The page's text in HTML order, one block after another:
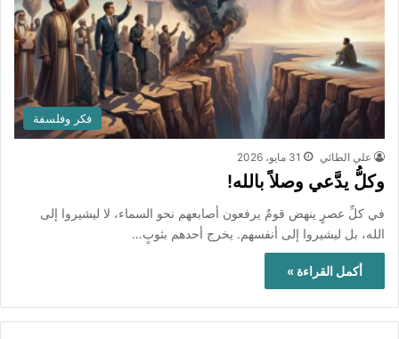
فكر وفلسفة
علي الطائي 31 مايو، 2026
وكلُّ يدَّعي وصلاً بالله!
في كلِّ عصرٍ ينهض قومٌ يرفعون أصابعهم نحو السماء، لا ليشيروا إلى
الله، بل ليشيروا إلى أنفسهم. يخرج أحدهم بثوبٍ…
أكمل القراءة »